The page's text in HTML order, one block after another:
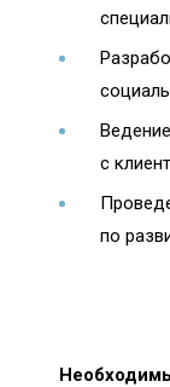
с
по